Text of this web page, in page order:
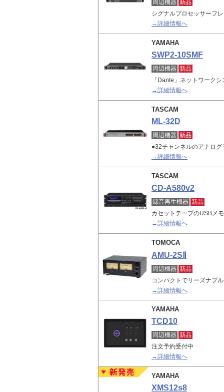
周辺機器 新品
シグナルプロセッサーフ
→詳細情報へ
YAMAHA
SWP2-10SMF
周辺機器 新品
「Dante」ネットワーク
→詳細情報へ
TASCAM
ML-32D
周辺機器 新品
●32チャンネルのアナロ
→詳細情報へ
TASCAM
CD-A580v2
録音再生機器 新品
カセットテープのUSBメ
→詳細情報へ
TOMOCA
AMU-2SⅡ
周辺機器 新品
コンパクトでリーズナブ
→詳細情報へ
YAMAHA
TCD10
周辺機器 新品
注文予約受付中
→詳細情報へ
YAMAHA
XMS12s8